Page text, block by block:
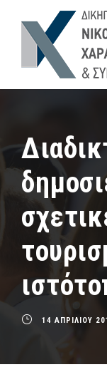
14 ΑΠΡΙΛΙΟΥ